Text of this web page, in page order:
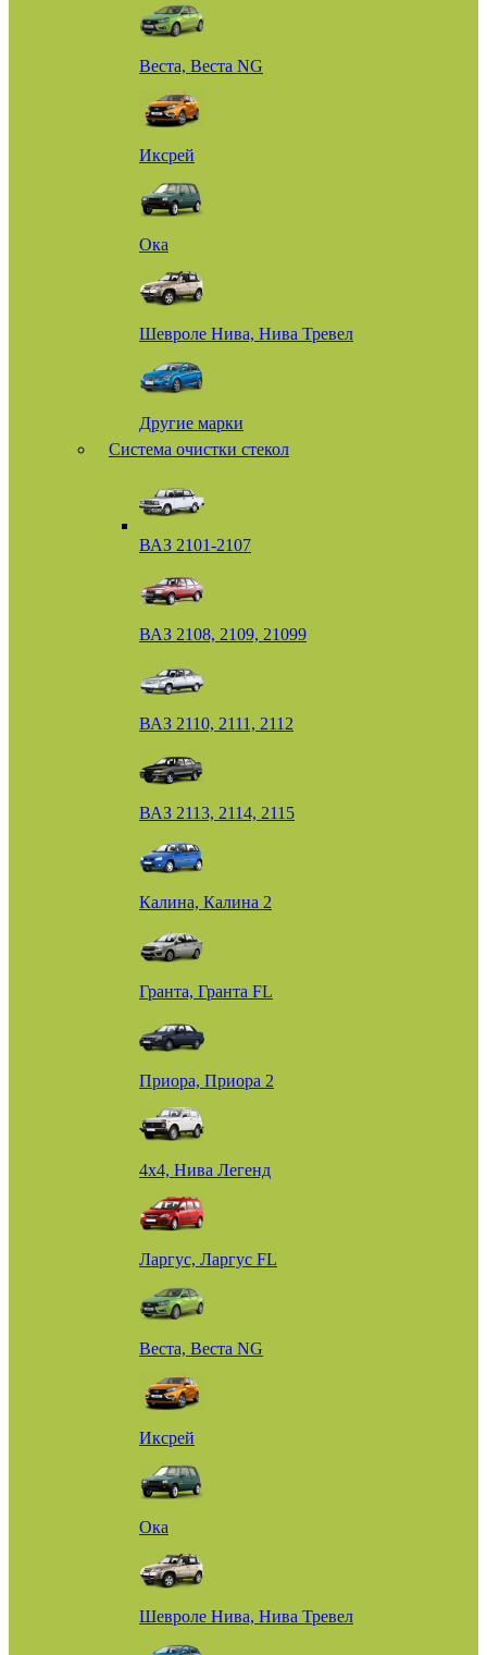
Веста, Веста NG
Иксрей
Ока
Шевроле Нива, Нива Тревел
Другие марки
Система очистки стекол
ВАЗ 2101-2107
ВАЗ 2108, 2109, 21099
ВАЗ 2110, 2111, 2112
ВАЗ 2113, 2114, 2115
Калина, Калина 2
Гранта, Гранта FL
Приора, Приора 2
4х4, Нива Легенд
Ларгус, Ларгус FL
Веста, Веста NG
Иксрей
Ока
Шевроле Нива, Нива Тревел